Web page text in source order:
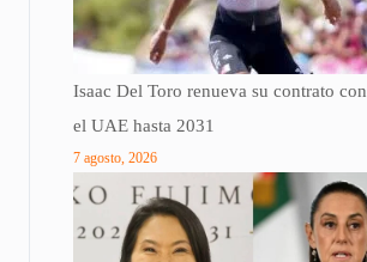
Isaac Del Toro renueva su contrato con
el UAE hasta 2031
7 agosto, 2026